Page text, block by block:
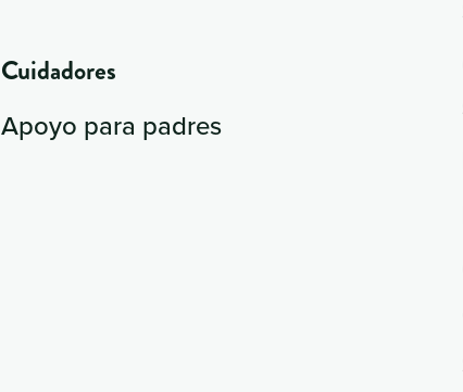
Cuidadores
Apoyo para padres